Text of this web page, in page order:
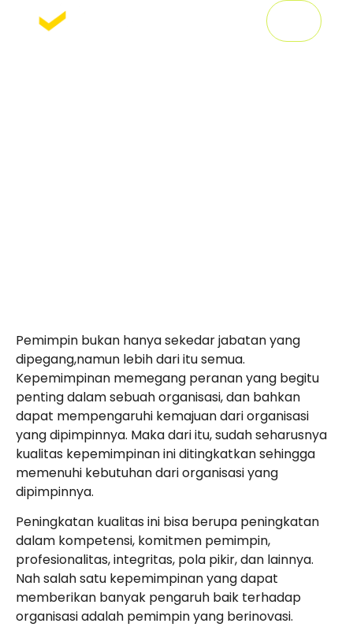
Pemimpin bukan hanya sekedar jabatan yang
dipegang,namun lebih dari itu semua.
Kepemimpinan memegang peranan yang begitu
penting dalam sebuah organisasi, dan bahkan
dapat mempengaruhi kemajuan dari organisasi
yang dipimpinnya. Maka dari itu, sudah seharusnya
kualitas kepemimpinan ini ditingkatkan sehingga
memenuhi kebutuhan dari organisasi yang
dipimpinnya.
Peningkatan kualitas ini bisa berupa peningkatan
dalam kompetensi, komitmen pemimpin,
profesionalitas, integritas, pola pikir, dan lainnya.
Nah salah satu kepemimpinan yang dapat
memberikan banyak pengaruh baik terhadap
organisasi adalah pemimpin yang berinovasi.